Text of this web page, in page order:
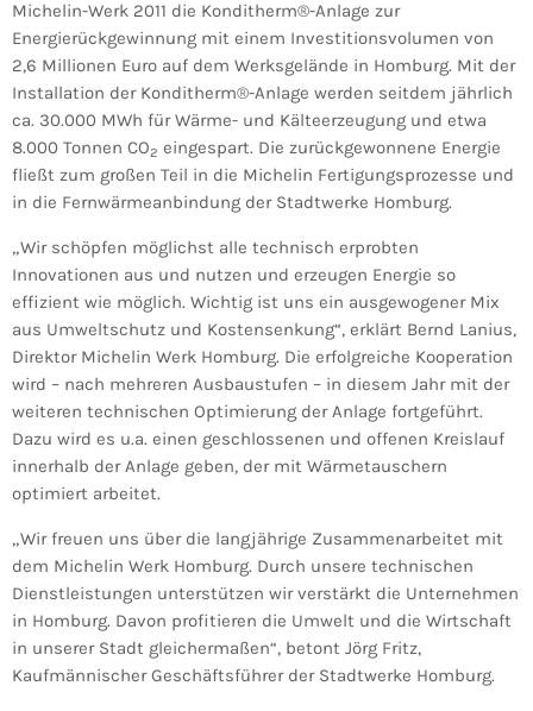
Michelin-Werk 2011 die Konditherm®-Anlage zur
Energierückgewinnung mit einem Investitionsvolumen von
2,6 Millionen Euro auf dem Werksgelände in Homburg. Mit der
Installation der Konditherm®-Anlage werden seitdem jährlich
ca. 30.000 MWh für Wärme- und Kälteerzeugung und etwa
8.000 Tonnen CO2 eingespart. Die zurückgewonnene Energie
fließt zum großen Teil in die Michelin Fertigungsprozesse und
in die Fernwärmeanbindung der Stadtwerke Homburg.
„Wir schöpfen möglichst alle technisch erprobten
Innovationen aus und nutzen und erzeugen Energie so
effizient wie möglich. Wichtig ist uns ein ausgewogener Mix
aus Umweltschutz und Kostensenkung“, erklärt Bernd Lanius,
Direktor Michelin Werk Homburg. Die erfolgreiche Kooperation
wird – nach mehreren Ausbaustufen – in diesem Jahr mit der
weiteren technischen Optimierung der Anlage fortgeführt.
Dazu wird es u.a. einen geschlossenen und offenen Kreislauf
innerhalb der Anlage geben, der mit Wärmetauschern
optimiert arbeitet.
„Wir freuen uns über die langjährige Zusammenarbeitet mit
dem Michelin Werk Homburg. Durch unsere technischen
Dienstleistungen unterstützen wir verstärkt die Unternehmen
in Homburg. Davon profitieren die Umwelt und die Wirtschaft
in unserer Stadt gleichermaßen“, betont Jörg Fritz,
Kaufmännischer Geschäftsführer der Stadtwerke Homburg.